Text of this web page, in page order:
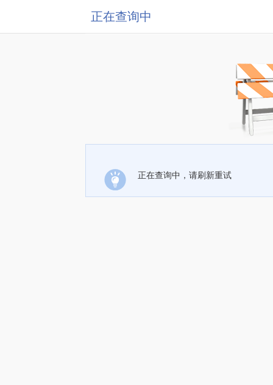
正在查询中
正在查询中，请刷新重试